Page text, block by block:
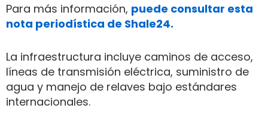
Para más información, puede consultar esta
nota periodística de Shale24.
La infraestructura incluye caminos de acceso,
líneas de transmisión eléctrica, suministro de
agua y manejo de relaves bajo estándares
internacionales.